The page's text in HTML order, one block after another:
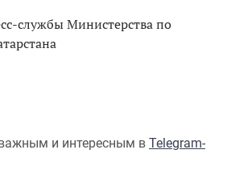
службы Министерства по
и интересным в Telegram-